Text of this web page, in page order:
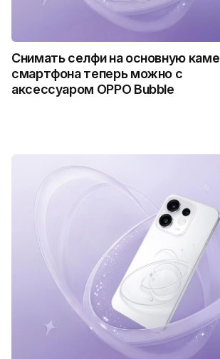
Снимать селфи на основную
смартфона теперь можно с
аксессуаром OPPO Bubble